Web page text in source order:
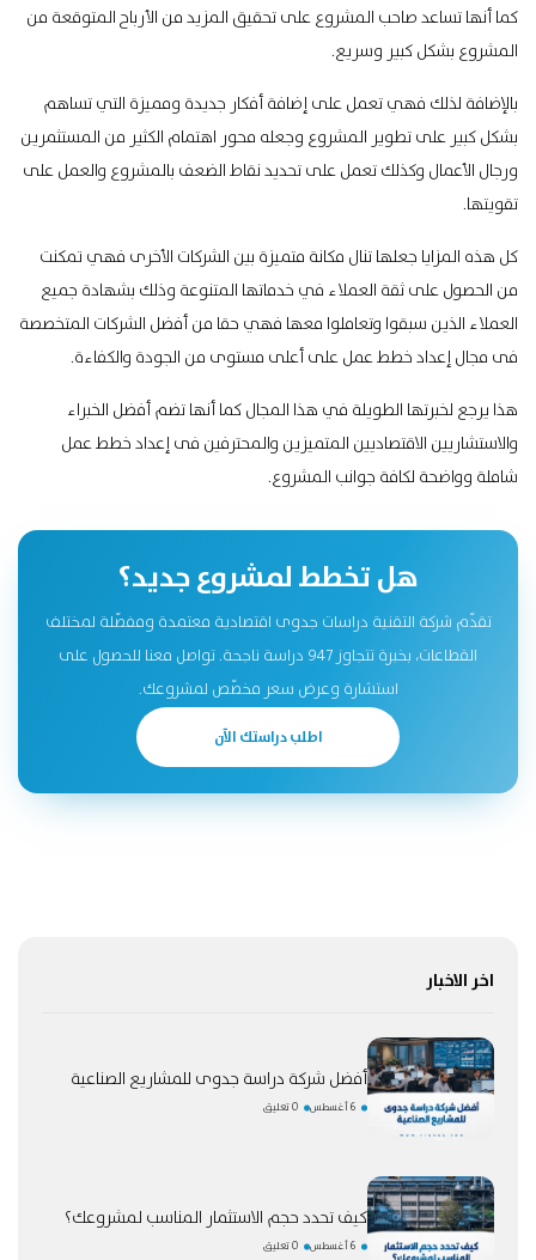
كما أنها تساعد صاحب المشروع على تحقيق المزيد من الأرباح المتوقعة من
المشروع بشكل كبير وسريع.
بالإضافة لذلك فهي تعمل على إضافة أفكار جديدة ومميزة التي تساهم
بشكل كبير على تطوير المشروع وجعله محور اهتمام الكثير من المستثمرين
ورجال الأعمال وكذلك تعمل على تحديد نقاط الضعف بالمشروع والعمل على
تقويتها.
كل هذه المزايا جعلها تنال مكانة متميزة بين الشركات الأخرى فهي تمكنت
من الحصول على ثقة العملاء في خدماتها المتنوعة وذلك بشهادة جميع
العملاء الذين سبقوا وتعاملوا معها فهي حقا من أفضل الشركات المتخصصة
فى مجال إعداد خطط عمل على أعلى مستوى من الجودة والكفاءة.
هذا يرجع لخبرتها الطويلة في هذا المجال كما أنها تضم أفضل الخبراء
والاستشاريين الاقتصاديين المتميزين والمحترفين فى إعداد خطط عمل
شاملة وواضحة لكافة جوانب المشروع.
هل تخطط لمشروع جديد؟
تقدّم شركة التقنية دراسات جدوى اقتصادية معتمدة ومفصّلة لمختلف
القطاعات، بخبرة تتجاوز 947 دراسة ناجحة. تواصل معنا للحصول على
استشارة وعرض سعر مخصّص لمشروعك.
اطلب دراستك الآن
اخر الاخبار
أفضل شركة دراسة جدوى للمشاريع الصناعية
6 أغسطس 0 تعليق
كيف تحدد حجم الاستثمار المناسب لمشروعك؟
6 أغسطس 0 تعليق